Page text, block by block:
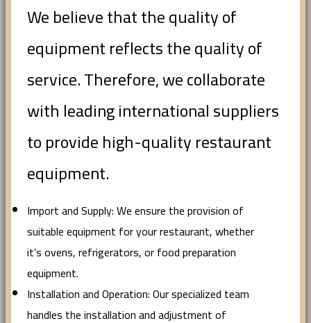
We believe that the quality of
equipment reflects the quality of
service. Therefore, we collaborate
with leading international suppliers
to provide high-quality restaurant
equipment.
Import and Supply: We ensure the provision of
suitable equipment for your restaurant, whether
it’s ovens, refrigerators, or food preparation
equipment.
Installation and Operation: Our specialized team
handles the installation and adjustment of